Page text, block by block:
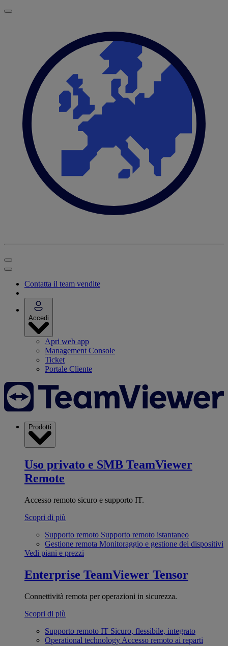
Contatta il team vendite
Accedi
Apri web app
Management Console
Ticket
Portale Cliente
Prodotti
Uso privato e SMB TeamViewer
Remote
Accesso remoto sicuro e supporto IT.
Scopri di più
Supporto remoto Supporto remoto istantaneo
Gestione remota Monitoraggio e gestione dei dispositivi
Vedi piani e prezzi
Enterprise TeamViewer Tensor
Connettività remota per operazioni in sicurezza.
Scopri di più
Supporto remoto IT Sicuro, flessibile, integrato
Operational technology Accesso remoto ai reparti